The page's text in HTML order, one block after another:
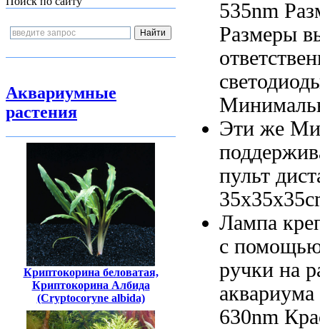
Аквариумные
растения
Криптокорина беловатая,
Криптокорина Албида
(Cryptocoryne albida)
535nm
Размеры
Эти же
пульт
Лампа
с
ручки на
аквариума
630nm